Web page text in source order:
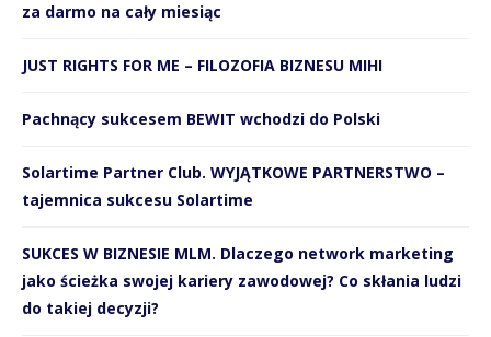
za darmo na cały miesiąc
JUST RIGHTS FOR ME – FILOZOFIA BIZNESU MIHI
Pachnący sukcesem BEWIT wchodzi do Polski
Solartime Partner Club. WYJĄTKOWE PARTNERSTWO –
tajemnica sukcesu Solartime
SUKCES W BIZNESIE MLM. Dlaczego network marketing
jako ścieżka swojej kariery zawodowej? Co skłania ludzi
do takiej decyzji?